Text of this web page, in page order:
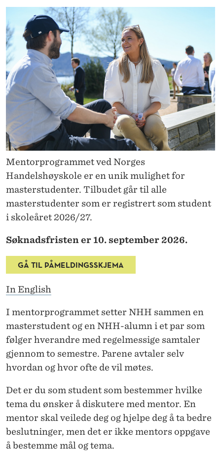
T
O
R
S
E
S
M
Å
N
E
D
E
Mentorprogrammet ved Norges
Handelshøyskole er en unik mulighet for
masterstudenter. Tilbudet går til alle
masterstudenter som er registrert som student
i skoleåret 2026/27.
Søknadsfristen er 10. september 2026.
GÅ TIL PÅMELDINGSSKJEMA
In English
I mentorprogrammet setter NHH sammen en
masterstudent og en NHH-alumn i et par som
følger hverandre med regelmessige samtaler
gjennom to semestre. Parene avtaler selv
hvordan og hvor ofte de vil møtes.
Det er du som student som bestemmer hvilke
tema du ønsker å diskutere med mentor. En
mentor skal veilede deg og hjelpe deg å ta bedre
beslutninger, men det er ikke mentors oppgave
å bestemme mål og tema.